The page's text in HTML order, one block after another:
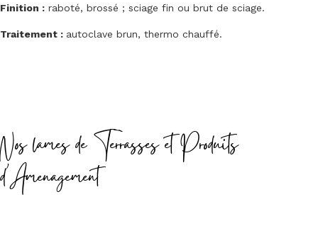
Finition : raboté, brossé ; sciage fin ou brut de sciage.
Traitement : autoclave brun, thermo chauffé.
Nos lames de Terrasses et Produits
d'Amenagement